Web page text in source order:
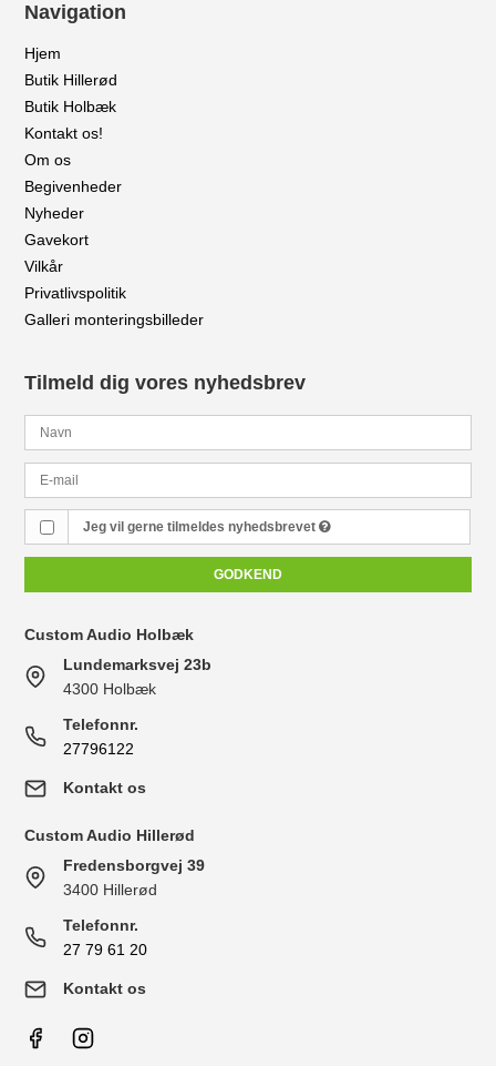
Navigation
Hjem
Butik Hillerød
Butik Holbæk
Kontakt os!
Om os
Begivenheder
Nyheder
Gavekort
Vilkår
Privatlivspolitik
Galleri monteringsbilleder
Tilmeld dig vores nyhedsbrev
Jeg vil gerne tilmeldes nyhedsbrevet
GODKEND
Custom Audio Holbæk
Lundemarksvej 23b
4300 Holbæk
Telefonnr.
27796122
Kontakt os
Custom Audio Hillerød
Fredensborgvej 39
3400 Hillerød
Telefonnr.
27 79 61 20
Kontakt os